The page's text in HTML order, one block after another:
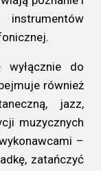
do
również
jazz,
muzycznych
–
zatańczyć